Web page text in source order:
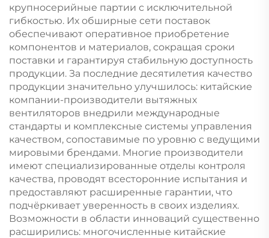
крупносерийные партии с исключительной
гибкостью. Их обширные сети поставок
обеспечивают оперативное приобретение
компонентов и материалов, сокращая сроки
поставки и гарантируя стабильную доступность
продукции. За последние десятилетия качество
продукции значительно улучшилось: китайские
компании-производители вытяжных
вентиляторов внедрили международные
стандарты и комплексные системы управления
качеством, сопоставимые по уровню с ведущими
мировыми брендами. Многие производители
имеют специализированные отделы контроля
качества, проводят всесторонние испытания и
предоставляют расширенные гарантии, что
подчёркивает уверенность в своих изделиях.
Возможности в области инноваций существенно
расширились: многочисленные китайские